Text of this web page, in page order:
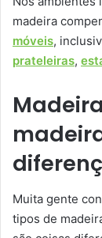
madeira
móveis,
prateleiras,
Muita gente
tipos de